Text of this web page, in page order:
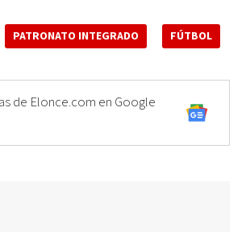
PATRONATO INTEGRADO FÚTBOL
de Elonce.com en Google